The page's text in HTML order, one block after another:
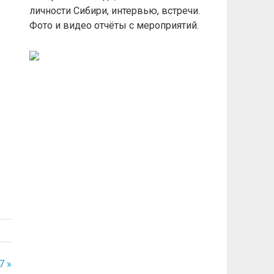
»
личности Сибири, интервью, встречи.
Фото и видео отчёты с мероприятий.